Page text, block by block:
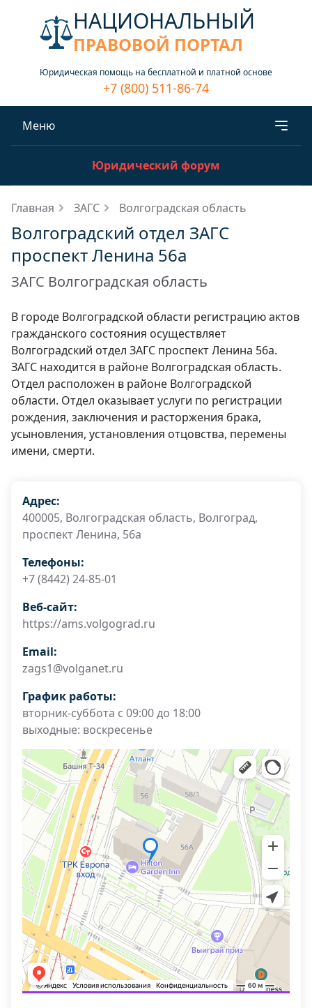
НАЦИОНАЛЬНЫЙ
ПРАВОВОЙ ПОРТАЛ
Юридическая помощь на бесплатной и платной основе
+7 (800) 511-86-74
Меню
Юридический форум
Главная ЗАГС Волгоградская область
Волгоградский отдел ЗАГС
проспект Ленина 56а
ЗАГС Волгоградская область
В городе Волгоградской области регистрацию актов
гражданского состояния осуществляет
Волгоградский отдел ЗАГС проспект Ленина 56а.
ЗАГС находится в районе Волгоградская область.
Отдел расположен в районе Волгоградской
области. Отдел оказывает услуги по регистрации
рождения, заключения и расторжения брака,
усыновления, установления отцовства, перемены
имени, смерти.
Адрес:
400005, Волгоградская область, Волгоград,
проспект Ленина, 56а
Телефоны:
+7 (8442) 24-85-01
Веб-сайт:
https://ams.volgograd.ru
Email:
zags1@volganet.ru
График работы:
вторник-суббота с 09:00 до 18:00
выходные: воскресенье